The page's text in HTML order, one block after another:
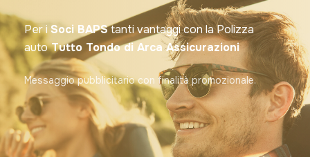
Per i Soci BAPStanti vantaggi con la Polizza
autoTutto Tondo di Arca Assicurazioni
Messaggio pubblicitario con finalità promozionale.